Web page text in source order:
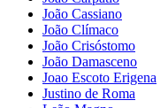
João Cassiano
João Clímaco
João Crisóstomo
João Damasceno
Joao Escoto Erigena
Justino de Roma